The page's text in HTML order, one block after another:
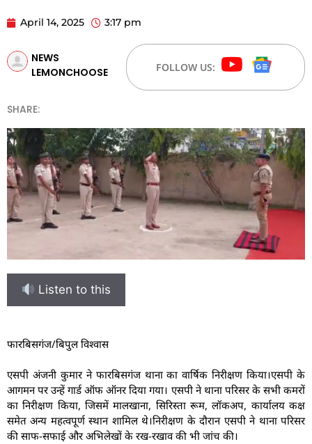
April 14, 2025 3:17 pm
NEWS
LEMONCHOOSE
FOLLOW US:
SHARE:
Listen to this
फारबिसगंज/बिपुल विश्वास
एसपी अंजनी कुमार ने फारबिसगंज थाना का वार्षिक निरीक्षण किया।एसपी के
आगमन पर उन्हें गार्ड ऑफ ऑनर दिया गया। एसपी ने थाना परिसर के सभी कमरों
का निरीक्षण किया, जिसमें मालखाना, सिरिस्ता रूम, लॉकअप, कार्यालय कक्ष
समेत अन्य महत्वपूर्ण स्थान शामिल थे।निरीक्षण के दौरान एसपी ने थाना परिसर
की साफ-सफाई और अभिलेखों के रख-रखाव की भी जांच की।